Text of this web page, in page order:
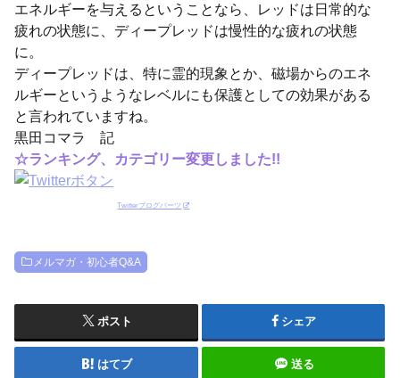
エネルギーを与えるということなら、レッドは日常的な
疲れの状態に、ディープレッドは慢性的な疲れの状態
に。
ディープレッドは、特に霊的現象とか、磁場からのエネ
ルギーというようなレベルにも保護としての効果がある
と言われていますね。
黒田コマラ 記
☆ランキング、カテゴリー変更しました!!
Twitterブログパーツ
メルマガ・初心者Q&A
ポスト シェア
はてブ 送る